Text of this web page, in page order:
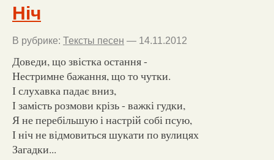
Ніч
В рубрике: Тексты песен — 14.11.2012
Доведи, що звістка остання -
Нестримне бажання, що то чутки.
І слухавка падає вниз,
І замість розмови крізь - важкі гудки,
Я не перебільшую і настрій собі псую,
І ніч не відмовиться шукати по вулицях
Загадки...